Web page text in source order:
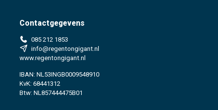
Contactgegevens
085 212 1853
info@regentongigant.nl
www.regentongigant.nl
IBAN: NL53INGB0009548910
KvK: 68441312
Btw: NL857444475B01